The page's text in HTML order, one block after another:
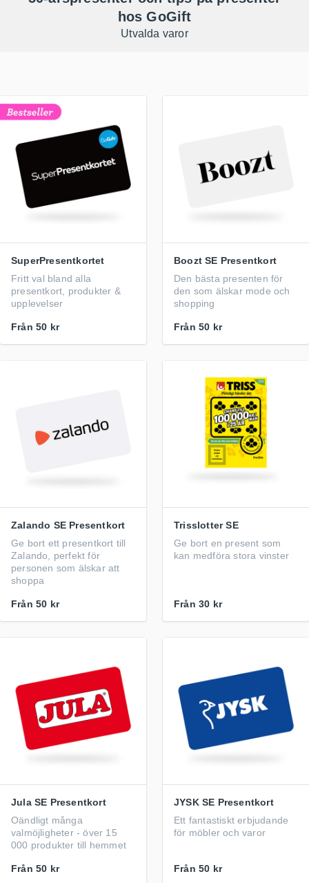
hos GoGift
Utvalda varor
SuperPresentkortet
Fritt val bland alla
presentkort, produkter &
upplevelser
Från 50 kr
Boozt SE Presentkort
Den bästa presenten för
den som älskar mode och
shopping
Från 50 kr
Zalando SE Presentkort
Ge bort ett presentkort till
Zalando, perfekt för
personen som älskar att
shoppa
Från 50 kr
Trisslotter SE
Ge bort en present som
kan medföra stora vinster
Från 30 kr
Jula SE Presentkort
Oändligt många
valmöjligheter - över 15
000 produkter till hemmet
Från 50 kr
JYSK SE Presentkort
Ett fantastiskt erbjudande
för möbler och varor
Från 50 kr